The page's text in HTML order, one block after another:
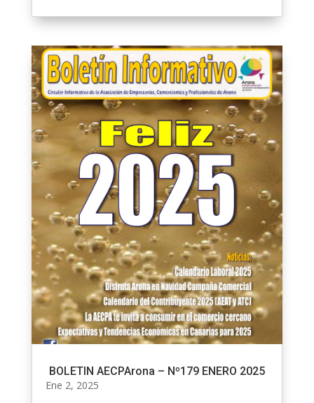
BOLETIN AECPArona – Nº179 ENERO 2025
Ene 2, 2025